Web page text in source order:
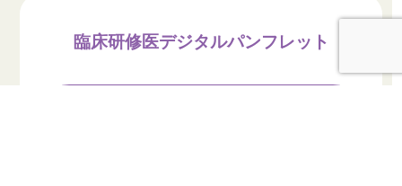
臨床研修医デジタルパンフレット